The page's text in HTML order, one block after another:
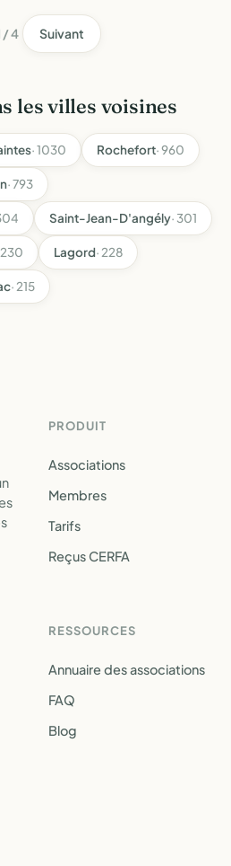
/ 4 Suivant
les villes voisines
· 1030 Rochefort· 960
· 793
Saint-Jean-D'angély· 301
230 Lagord· 228
· 215
PRODUIT
Associations
Membres
Tarifs
Reçus CERFA
RESSOURCES
Annuaire des associations
FAQ
Blog